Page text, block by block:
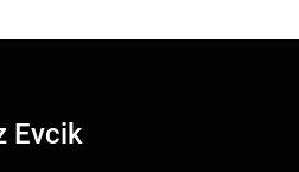
Evcik